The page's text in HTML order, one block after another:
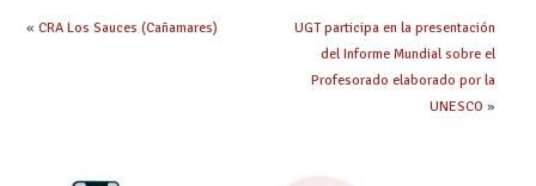
« CRA Los Sauces (Cañamares)
UGT participa en la presentación
del Informe Mundial sobre el
Profesorado elaborado por la
UNESCO »